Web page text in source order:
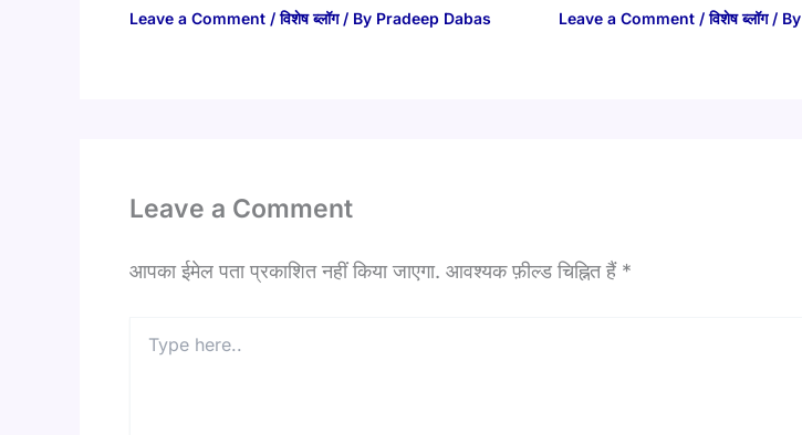
Leave a Comment /विशेष ब्लॉग/ By Pradeep Dabas Leave a Comment /विशेष ब्लॉग/ By
Leave a Comment
आपका ईमेल पता प्रकाशित नहीं किया जाएगा. आवश्यक फ़ील्ड चिह्नित हैं *
here..